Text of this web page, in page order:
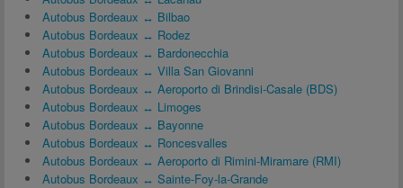
Autobus Bordeaux ↔ Bilbao
Autobus Bordeaux ↔ Rodez
Autobus Bordeaux ↔ Bardonecchia
Autobus Bordeaux ↔ Villa San Giovanni
Autobus Bordeaux ↔ Aeroporto di Brindisi-Casale (BDS)
Autobus Bordeaux ↔ Limoges
Autobus Bordeaux ↔ Bayonne
Autobus Bordeaux ↔ Roncesvalles
Autobus Bordeaux ↔ Aeroporto di Rimini-Miramare (RMI)
Autobus Bordeaux ↔ Sainte-Foy-la-Grande